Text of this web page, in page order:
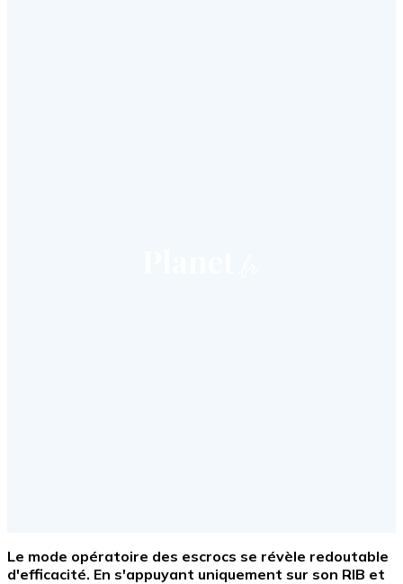
Le mode opératoire des escrocs se révèle redoutable
d'efficacité. En s'appuyant uniquement sur son RIB et